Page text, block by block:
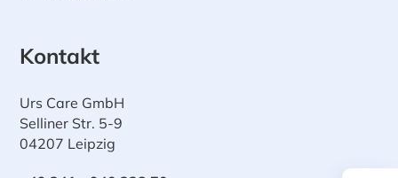
Kontakt
Urs Care GmbH
Selliner Str. 5-9
04207 Leipzig